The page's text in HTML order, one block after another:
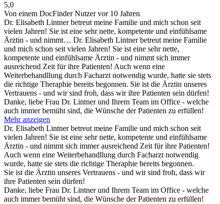
5,0
Von einem DocFinder Nutzervor 10 Jahren
Dr. Elisabeth Lintner betreut meine Familie und mich schon seit
vielen Jahren! Sie ist eine sehr nette, kompetente und einfühlsame
Ärztin - und nimmt… Dr. Elisabeth Lintner betreut meine Familie
und mich schon seit vielen Jahren! Sie ist eine sehr nette,
kompetente und einfühlsame Ärztin - und nimmt sich immer
ausreichend Zeit für ihre Patienten! Auch wenn eine
Weiterbehandllung durch Facharzt notwendig wurde, hatte sie stets
die richtige Theraphie bereits begonnen. Sie ist die Ärztin unseres
Vertrauens - und wir sind froh, dass wir ihre Patienten sein dürfen!
Danke, liebe Frau Dr. Lintner und Ihrem Team im Office - welche
auch immer bemüht sind, die Wünsche der Patienten zu erfüllen!
Mehr anzeigen
Dr. Elisabeth Lintner betreut meine Familie und mich schon seit
vielen Jahren! Sie ist eine sehr nette, kompetente und einfühlsame
Ärztin - und nimmt sich immer ausreichend Zeit für ihre Patienten!
Auch wenn eine Weiterbehandllung durch Facharzt notwendig
wurde, hatte sie stets die richtige Theraphie bereits begonnen.
Sie ist die Ärztin unseres Vertrauens - und wir sind froh, dass wir
ihre Patienten sein dürfen!
Danke, liebe Frau Dr. Lintner und Ihrem Team im Office - welche
auch immer bemüht sind, die Wünsche der Patienten zu erfüllen!